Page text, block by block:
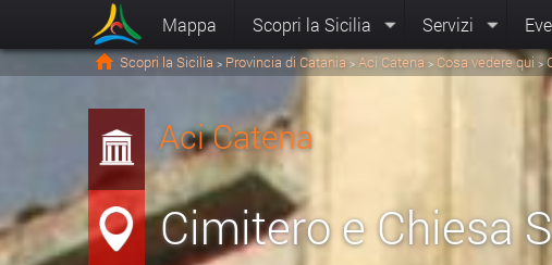
Mappa Scopri la Sicilia Servizi
Scopri la Sicilia > Provincia di Catania > Aci Catena > Cosa vedere qui >
Aci Catena
Cimitero e Chiesa